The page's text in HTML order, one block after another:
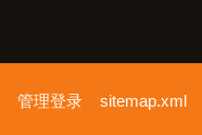
管理登录 sitemap.xml